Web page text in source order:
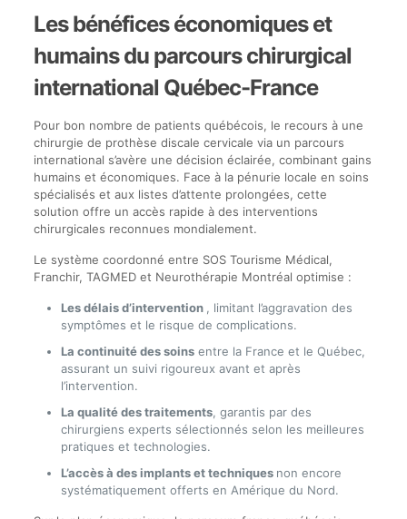
Les bénéfices économiques et
humains du parcours chirurgical
international Québec-France
Pour bon nombre de patients québécois, le recours à une
chirurgie de prothèse discale cervicale via un parcours
international s’avère une décision éclairée, combinant gains
humains et économiques. Face à la pénurie locale en soins
spécialisés et aux listes d’attente prolongées, cette
solution offre un accès rapide à des interventions
chirurgicales reconnues mondialement.
Le système coordonné entre SOS Tourisme Médical,
Franchir, TAGMED et Neurothérapie Montréal optimise :
Les délais d’intervention , limitant l’aggravation des
symptômes et le risque de complications.
La continuité des soinsentre la France et le Québec,
assurant un suivi rigoureux avant et après
l’intervention.
La qualité des traitements, garantis par des
chirurgiens experts sélectionnés selon les meilleures
pratiques et technologies.
L’accès à des implants et techniques non encore
systématiquement offerts en Amérique du Nord.